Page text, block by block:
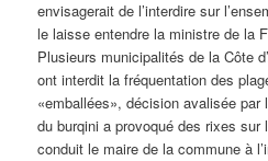
envisagerait de l’interdire sur
le laisse entendre la ministre de la
Plusieurs municipalités de la Côte
ont interdit la fréquentation des
«emballées», décision avalisée
du burqini a provoqué des rixes
conduit le maire de la commune à